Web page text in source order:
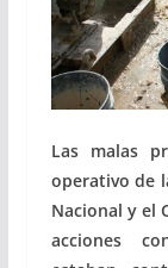
Las malas
operativo de
Nacional y el
acciones